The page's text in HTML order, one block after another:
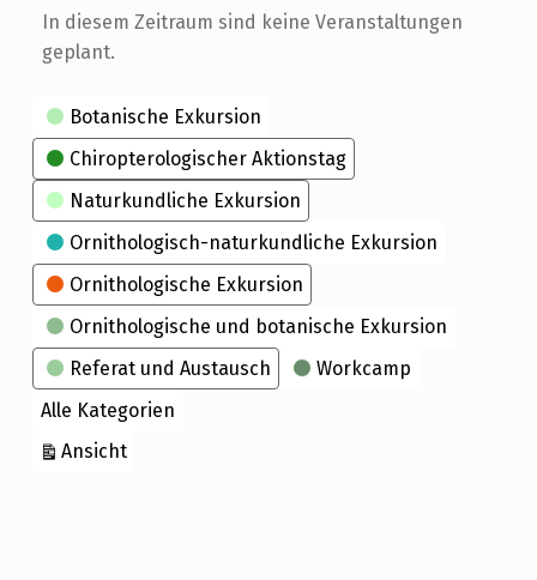
In diesem Zeitraum sind keine Veranstaltungen
geplant.
Kategorien
Botanische Exkursion
Chiropterologischer Aktionstag
Naturkundliche Exkursion
Ornithologisch-naturkundliche Exkursion
Ornithologische Exkursion
Ornithologische und botanische Exkursion
Referat und Austausch
Workcamp
Alle Kategorien
Ansichtausdrucken